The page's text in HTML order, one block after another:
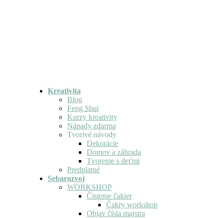
Kreativita
Blog
Feng Shui
Kurzy kreativity
Nápady zdarma
Tvorivé návody
Dekorácie
Domov a záhrada
Tvorenie s deťmi
Predplatné
Sebarozvoj
WORKSHOP
Čistenie čakier
Čakry workshop
Objav čísla majstra